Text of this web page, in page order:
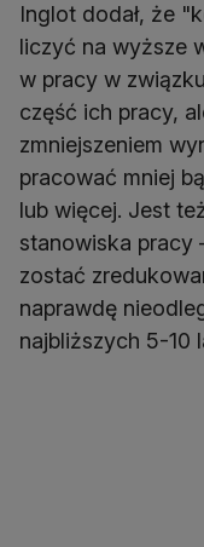
Inglot dodał, że
liczyć na wyższe
w pracy w
część ich pracy,
zmniejszeniem
pracować mniej
lub więcej. Jest
stanowiska pracy
zostać
naprawdę
najbliższych 5-10